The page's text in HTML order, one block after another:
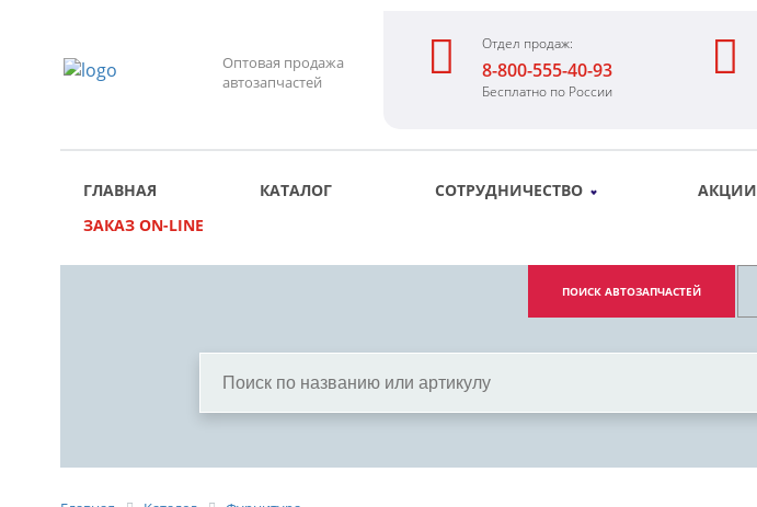
Оптовая продажа
автозапчастей
Отдел продаж:
8-800-555-40-93
Бесплатно по России
ГЛАВНАЯ КАТАЛОГ СОТРУДНИЧЕСТВО АКЦИИ
ЗАКАЗ ON-LINE
ПОИСК АВТОЗАПЧАСТЕЙ